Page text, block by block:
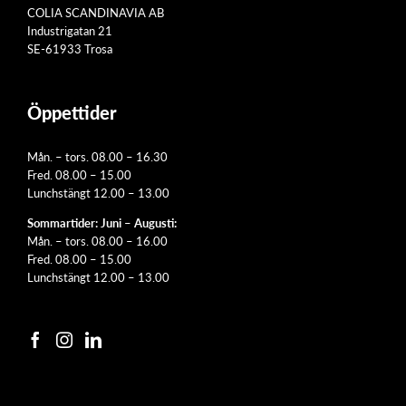
COLIA SCANDINAVIA AB
Industrigatan 21
SE-61933 Trosa
Öppettider
Mån. – tors. 08.00 – 16.30
Fred. 08.00 – 15.00
Lunchstängt 12.00 – 13.00
Sommartider: Juni – Augusti:
Mån. – tors. 08.00 – 16.00
Fred. 08.00 – 15.00
Lunchstängt 12.00 – 13.00